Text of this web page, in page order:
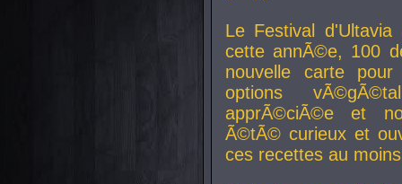
Le Festival
cette annÃ©e, 100
nouvelle carte
options
apprÃ©ciÃ©e et
Ã©tÃ© curieux et
ces recettes au